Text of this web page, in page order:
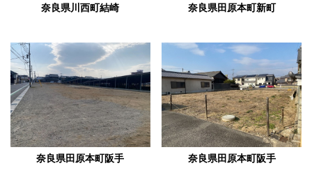
奈良県川西町結崎 奈良県田原本町新町
奈良県田原本町阪手 奈良県田原本町阪手